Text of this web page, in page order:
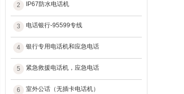
2 IP67防水电话机
3 电话银行-95599专线
4 银行专用电话机和应急电话
5 紧急救援电话机，应急电话
6 室外公话（无插卡电话机）